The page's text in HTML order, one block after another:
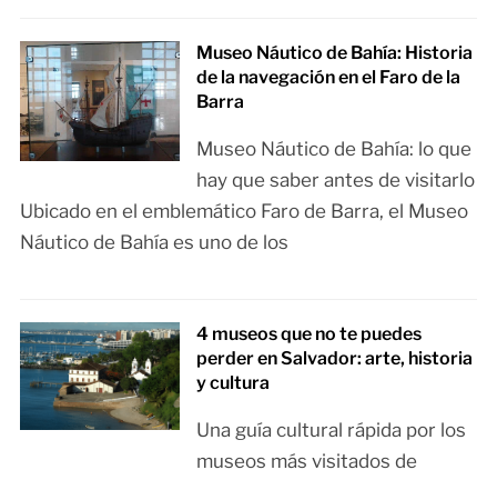
Museo Náutico de Bahía: Historia
de la navegación en el Faro de la
Barra
Museo Náutico de Bahía: lo que
hay que saber antes de visitarlo
Ubicado en el emblemático Faro de Barra, el Museo
Náutico de Bahía es uno de los
4 museos que no te puedes
perder en Salvador: arte, historia
y cultura
Una guía cultural rápida por los
museos más visitados de